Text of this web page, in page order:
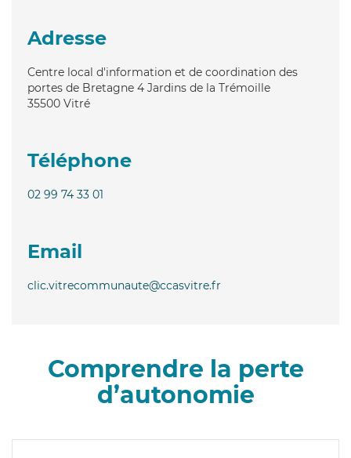
Adresse
Centre local d'information et de coordination des
portes de Bretagne 4 Jardins de la Trémoille
35500 Vitré
Téléphone
02 99 74 33 01
Email
clic.vitrecommunaute@ccasvitre.fr
Comprendre la perte
d’autonomie